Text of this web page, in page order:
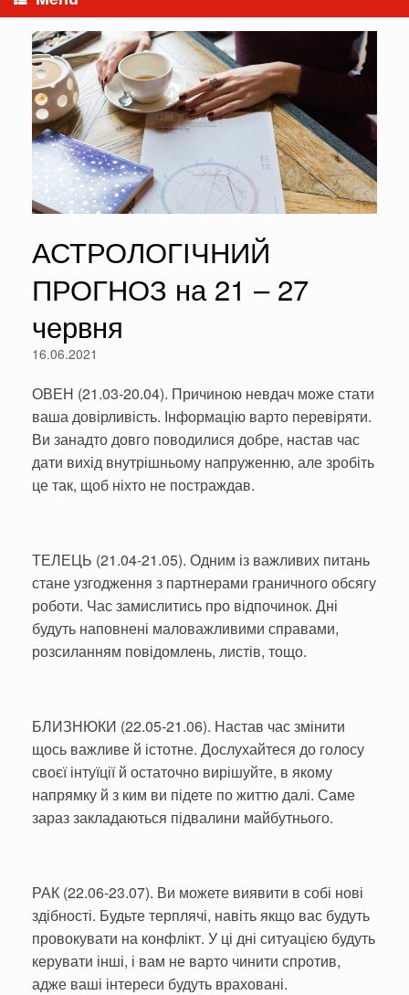
АСТРОЛОГІЧНИЙ
ПРОГНОЗ на 21 – 27
червня
16.06.2021
ОВЕН (21.03-20.04). Причиною невдач може стати
ваша довірливість. Інформацію варто перевіряти.
Ви занадто довго поводилися добре, настав час
дати вихід внутрішньому напруженню, але зробіть
це так, щоб ніхто не постраждав.
ТЕЛЕЦЬ (21.04-21.05). Одним із важливих питань
стане узгодження з партнерами граничного обсягу
роботи. Час замислитись про відпочинок. Дні
будуть наповнені маловажливими справами,
розсиланням повідомлень, листів, тощо.
БЛИЗНЮКИ (22.05-21.06). Настав час змінити
щось важливе й істотне. Дослухайтеся до голосу
своєї інтуїції й остаточно вирішуйте, в якому
напрямку й з ким ви підете по життю далі. Саме
зараз закладаються підвалини майбутнього.
РАК (22.06-23.07). Ви можете виявити в собі нові
здібності. Будьте терплячі, навіть якщо вас будуть
провокувати на конфлікт. У ці дні ситуацією будуть
керувати інші, і вам не варто чинити спротив,
адже ваші інтереси будуть враховані.